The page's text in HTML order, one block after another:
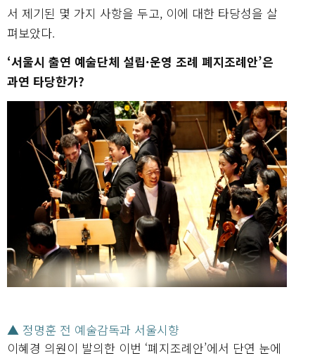
서 제기된 몇 가지 사항을 두고, 이에 대한 타당성을 살
펴보았다.
‘서울시 출연 예술단체 설립·운영 조례 폐지조례안’은
과연 타당한가?
▲ 정명훈 전 예술감독과 서울시향
이혜경 의원이 발의한 이번 ‘폐지조례안’에서 단연 눈에